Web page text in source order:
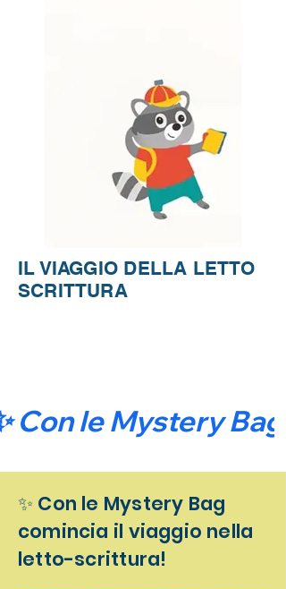
IL VIAGGIO DELLA LETTO
SCRITTURA
Con le Mystery
✨ Con le Mystery Bag
comincia il viaggio nella
letto-scrittura!